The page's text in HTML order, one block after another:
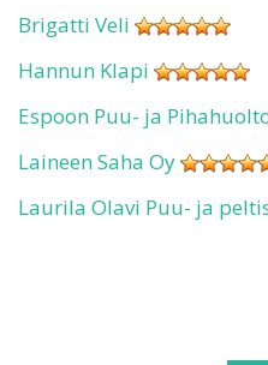
Brigatti Veli
Hannun Klapi
Espoon Puu- ja
Laineen Saha Oy
Laurila Olavi Puu- ja